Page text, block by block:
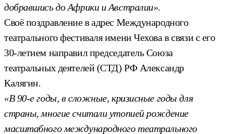
добравшись до Африки и Австралии».
Своё поздравление в адрес Международного
театрального фестиваля имени Чехова в связи с его
30-летием направил председатель Союза
театральных деятелей (СТД) РФ Александр
Калягин.
«В 90-е годы, в сложные, кризисные годы для
страны, многие считали утопией рождение
масштабного международного театрального